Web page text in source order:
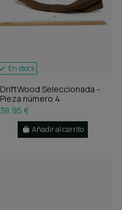
En stock
DriftWood Seleccionada -
Pieza número 4
38,95 €
Añadir al carrito